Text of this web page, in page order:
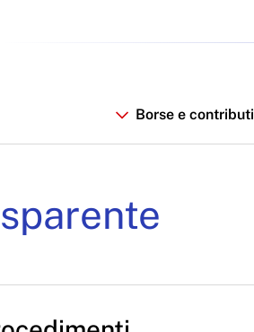
Borse e contributi